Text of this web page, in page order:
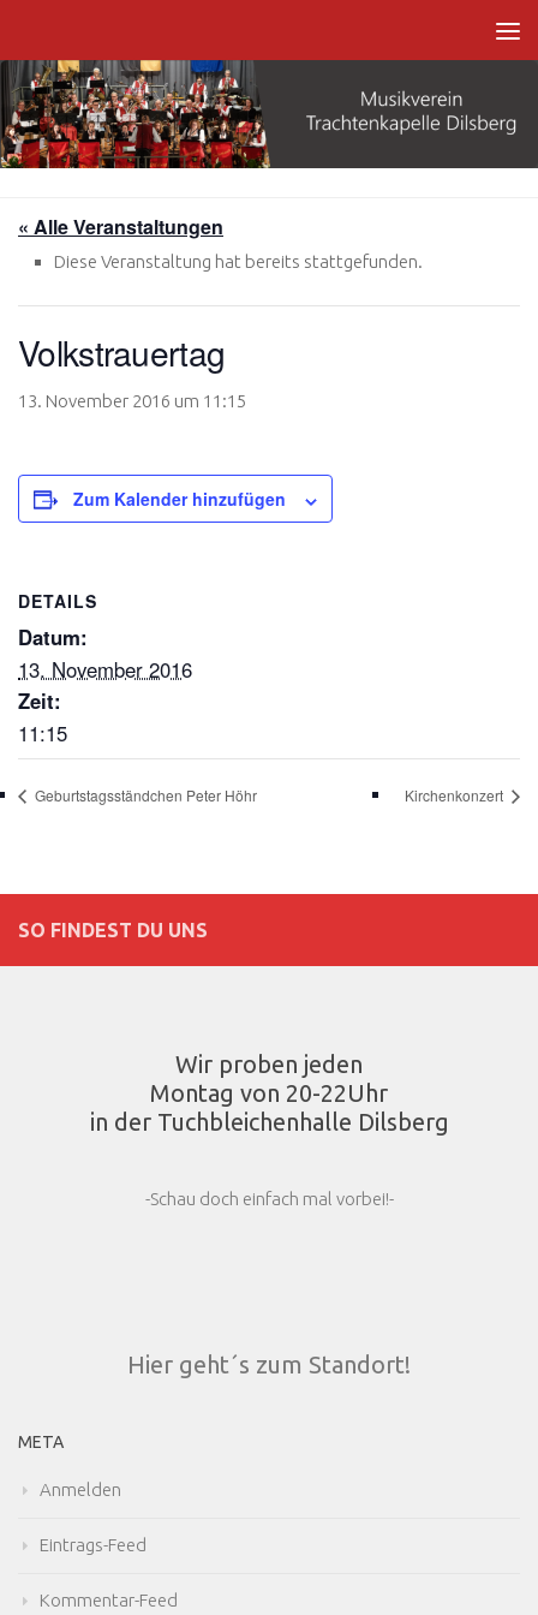
« Alle Veranstaltungen
Diese Veranstaltung hat bereits stattgefunden.
Volkstrauertag
13. November 2016 um 11:15
Zum Kalender hinzufügen
DETAILS
Datum:
13. November 2016
Zeit:
11:15
Geburtstagsständchen Peter Höhr Kirchenkonzert
SO FINDEST DU UNS
Wir proben jeden
Montag von 20-22Uhr
in der Tuchbleichenhalle Dilsberg
-Schau doch einfach mal vorbei!-
Hier geht´s zum Standort!
META
Anmelden
Eintrags-Feed
Kommentar-Feed